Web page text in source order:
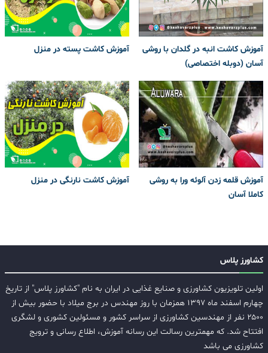
آموزش کاشت انبه در گلدان با روشی
آسان (دوبله اختصاصی)
آموزش کاشت پسته در منزل
آموزش قلمه زدن آلوئه ورا به روشی
کاملا آسان
آموزش کاشت نارنگی در منزل
کشاورز پلاس
اولین تلویزیون کشاورزی و صنایع غذایی در ایران به نام "کشاورز پلاس" از تاریخ
چهارم اسفند ماه ۱۳۹۷ همزمان با روز مهندس در برج میلاد با حضور بیش از
۲۵۰۰ نفر از مهندسین کشاورزی از سراسر کشور و مسئولین کشوری و لشگری
افتتاح شد. که مهمترین رسالت این رسانه آموزش، اطلاع رسانی و ترویج
کشاورزی می باشد